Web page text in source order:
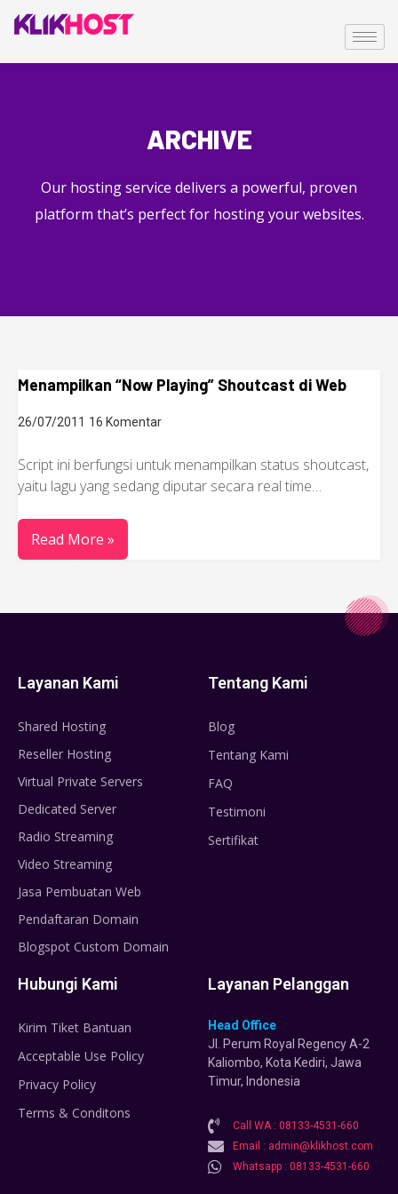
ARCHIVE
Our hosting service delivers a powerful, proven
platform that’s perfect for hosting your websites.
Menampilkan “Now Playing” Shoutcast di Web
26/07/2011 16 Komentar
Script ini berfungsi untuk menampilkan status shoutcast,
yaitu lagu yang sedang diputar secara real time…
Read More »
Layanan Kami
Shared Hosting
Reseller Hosting
Virtual Private Servers
Dedicated Server
Radio Streaming
Video Streaming
Jasa Pembuatan Web
Pendaftaran Domain
Blogspot Custom Domain
Tentang Kami
Blog
Tentang Kami
FAQ
Testimoni
Sertifikat
Hubungi Kami
Kirim Tiket Bantuan
Acceptable Use Policy
Privacy Policy
Terms & Conditons
Layanan Pelanggan
Head Office
Jl. Perum Royal Regency A-2
Kaliombo, Kota Kediri, Jawa
Timur, Indonesia
Call WA : 08133-4531-660
Email : admin@klikhost.com
Whatsapp : 08133-4531-660